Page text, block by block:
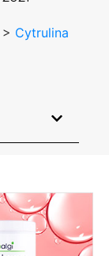
> Cytrulina